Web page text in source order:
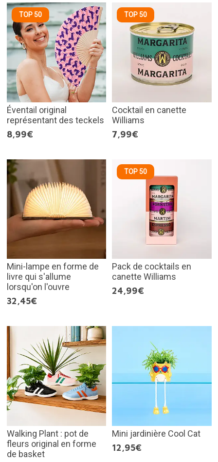
TOP 50
Éventail original
représentant des teckels
8,99€
TOP 50
Cocktail en canette
Williams
7,99€
Mini-lampe en forme de
livre qui s'allume
lorsqu'on l'ouvre
32,45€
TOP 50
Pack de cocktails en
canette Williams
24,99€
Walking Plant : pot de
fleurs original en forme
de basket
Mini jardinière Cool Cat
12,95€